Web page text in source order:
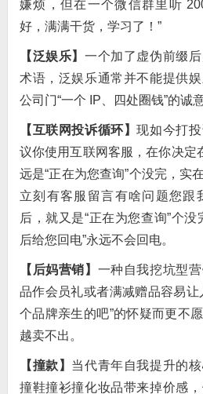
嫌烦，但在一个微信群里听
好，满满干货，学习了！”
【泛娱乐】一个加了虚伪前缀
术语，泛娱乐通常并不能提供
公司门“一个 IP、四处圈钱”的诚
【互联网投诉循环】现如今打
议你使用互联网客服，在你决定
远是“正在为您查询”个没完，实
立刻有客服留言有啥问题您跟
后，就又是“正在为您查询”个
后给您回电”永远不会回电。
【后妈营销】 一种自我挖坑型
品作会员礼或者满减赠品容易让
个品牌亲生的吧”的怀疑而更不
越卖不出。
【撞款】 当代青年自我提升的
撞鞋撞衫撞化妆品带来掉价感